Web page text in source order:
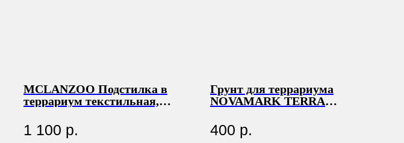
MCLANZOO Подстилка в
террариум текстильная,
1 100 р.
Грунт для террариума
NOVAMARK ТЕRRА
(3кг)
400 р.